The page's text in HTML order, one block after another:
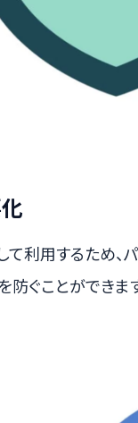
利用するため、
ぐことができま